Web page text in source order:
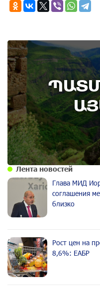
7th
Административный
по делу
Лента новостей
Глава МИД
соглашения
близко
Рост цен на
8,6%: ЕАБР